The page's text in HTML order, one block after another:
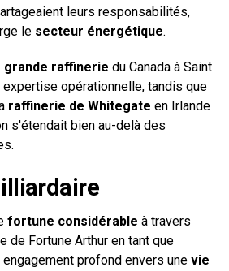
leurs responsabilités,
le secteur énergétique.
grande raffinerie du Canada à Saint
opérationnelle, tandis que
raffinerie de Whitegate en Irlande
s'étendait bien au-delà des
fortune considérable à travers
de Fortune Arthur en tant que
profond envers une vie